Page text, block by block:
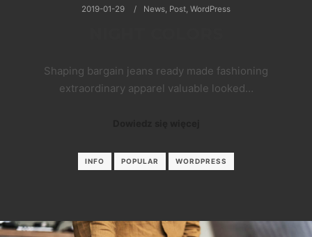
2019-01-29 News Post WordPress
Shaping bargain jeans ready made fashioning
extraordinary apparel valuable looked…
INFO POPULAR WORDPRESS